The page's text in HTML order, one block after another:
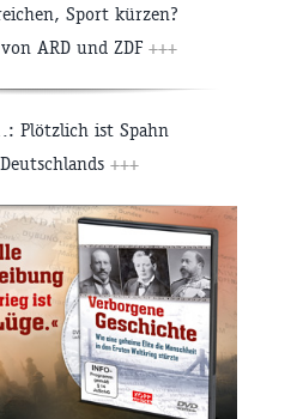
Sport kürzen?
ARD und ZDF +++
Plötzlich ist Spahn
+++